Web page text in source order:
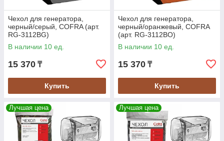
Чехол для генератора,
черный/серый, COFRA (арт.
RG-3112BG)
В наличии 10 ед.
15 370 ₸
Купить
Чехол для генератора,
черный/оранжевый, COFRA
(арт. RG-3112BO)
В наличии 10 ед.
15 370 ₸
Купить
Лучшая цена Лучшая цена